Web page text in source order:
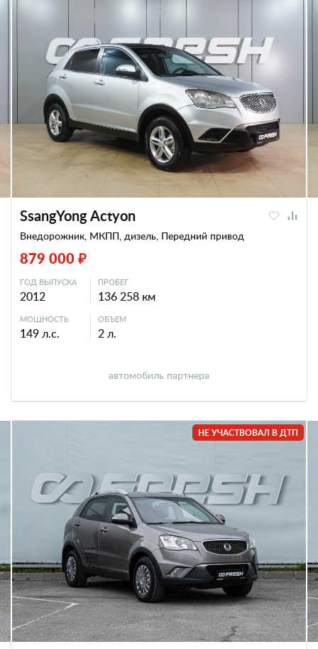
SsangYong Actyon
Внедорожник, МКПП, дизель, Передний привод
879 000 ₽
ГОД ВЫПУСКА
2012
ПРОБЕГ
136 258 км
МОЩНОСТЬ
149 л.с.
ОБЪЕМ
2 л.
автомобиль партнера
НЕ УЧАСТВОВАЛ В ДТП